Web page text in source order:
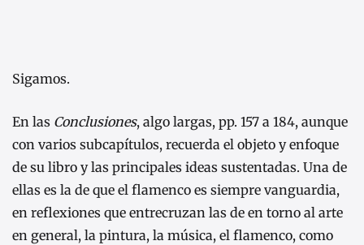
Sigamos.
En las Conclusiones, algo largas, pp. 157 a 184, aunque
con varios subcapítulos, recuerda el objeto y enfoque
de su libro y las principales ideas sustentadas. Una de
ellas es la de que el flamenco es siempre vanguardia,
en reflexiones que entrecruzan las de en torno al arte
en general, la pintura, la música, el flamenco, como